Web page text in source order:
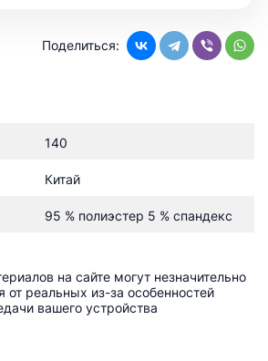
Поделиться:
140
Китай
95 % полиэстер 5 % спандекс
на сайте могут незначительно
от реальных из-за особенностей
вашего устройства